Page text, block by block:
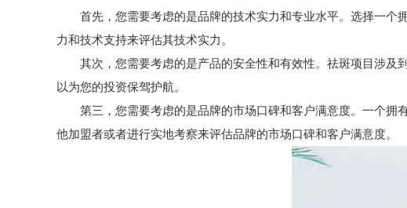
首先，您需要考虑的是品牌的技术实力和专业水平。选择一个
力和技术支持来评估其技术实力。
其次，您需要考虑的是产品的安全性和有效性。祛斑项目涉及
以为您的投资保驾护航。
第三，您需要考虑的是品牌的市场口碑和客户满意度。一个拥
他加盟者或者进行实地考察来评估品牌的市场口碑和客户满意度。